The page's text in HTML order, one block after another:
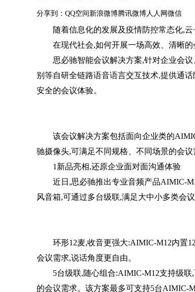
分享到： QQ空间 新浪微博腾讯微博人人网 微信
随着信息化的发展及疫情防控常态化,云+
在现代社会,如何开展一场高效、清晰的
思必驰智能会议解决方案,针对企业会议
别等自研全链路语音语言交互技术,提供通
安全的会议体验。
该会议解决方案包括面向企业类的
驰摄像头,可满足不同规格、不同场景的会议
1新品亮相,还原企业面对面沟通体验
近日,思必驰推出专业音频产品AIMIC-
风音箱,可通过多台级联,满足大中小多类会议
环形12麦,收音更强大:AIMIC-M12内置12
会议需求,说话角度更自由。
5台级联,随心组合:AIMIC-M12支持级联,
的会议需求。该方案最多可支持5台AIMIC-